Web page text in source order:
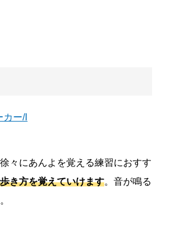
々にあんよを覚える練習におすす
き方を覚えていけます。音が鳴る